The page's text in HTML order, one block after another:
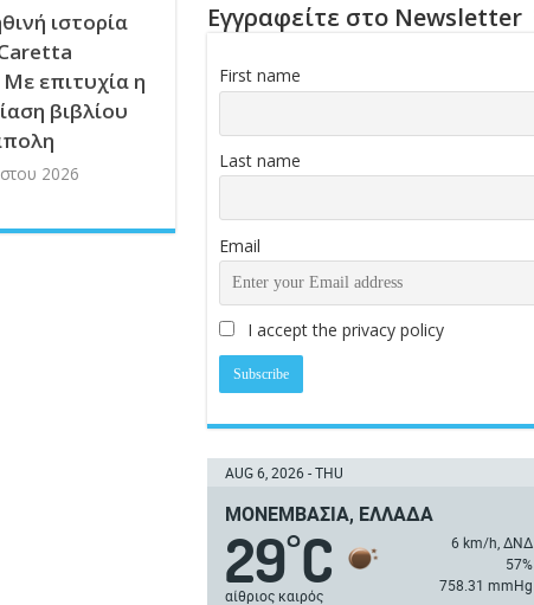
ιστορία
επιτυχία η
βιβλίου
2026
Εγγραφείτε στο Newsletter
First name
Last name
Email
I accept the privacy policy
AUG 6, 2026 - THU
ΜΟΝΕΜΒΑΣΙΆ, ΕΛΛΆΔΑ
29°C
αίθριος καιρός
6 km/h, ΔΝΔ
57%
758.31 mmHg